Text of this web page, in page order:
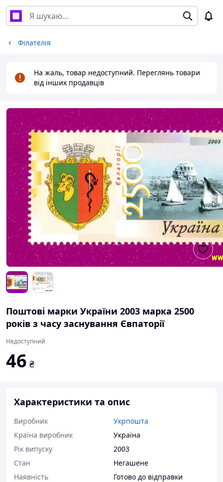
Філателія
На жаль, товар недоступний. Переглянь товари
від інших продавців
Поштові марки України 2003 марка 2500
років з часу заснування Євпаторії
Недоступний
46 ₴
Характеристики та опис
Виробник
Укрпошта
Країна виробник
Україна
Рік випуску
2003
Стан
Негашене
Наявність
Готово до відправки